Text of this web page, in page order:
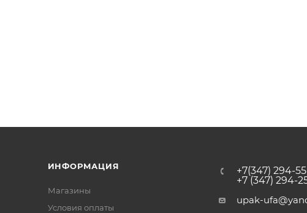
ИНФОРМАЦИЯ
Магазины
Условия оплаты
+7(347) 294-
+7 (347) 294-
upak-